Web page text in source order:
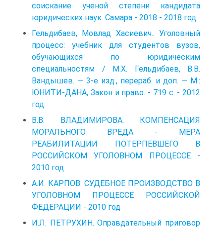
соискание ученой степени кандидата
юридических наук. Самара - 2018 - 2018 год
Гельдибаев, Мовлад Хасиевич.. Уголовный
процесс: учебник для студентов вузов,
обучающихся по юридическим
специальностям / М.Х. Гельдибаев, В.В.
Вандышев. — 3-е изд., перераб. и доп. — М.:
ЮНИТИ-ДАНА, Закон и право. - 719 с. - 2012
год
В.В. ВЛАДИМИРОВА. КОМПЕНСАЦИЯ
МОРАЛЬНОГО ВРЕДА - МЕРА
РЕАБИЛИТАЦИИ ПОТЕРПЕВШЕГО В
РОССИЙСКОМ УГОЛОВНОМ ПРОЦЕССЕ -
2010 год
А.И. КАРПОВ. СУДЕБНОЕ ПРОИЗВОДСТВО В
УГОЛОВНОМ ПРОЦЕССЕ РОССИЙСКОЙ
ФЕДЕРАЦИИ - 2010 год
И.Л. ПЕТРУХИН. Оправдательный приговор